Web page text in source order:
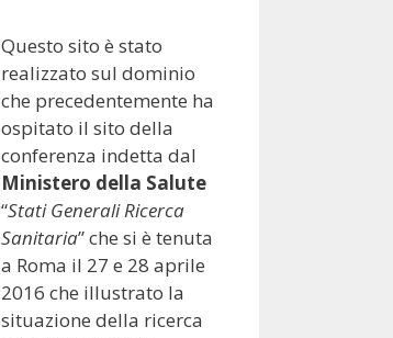
Questo sito è stato
realizzato sul dominio
che precedentemente ha
ospitato il sito della
conferenza indetta dal
Ministero della Salute
“Stati Generali Ricerca
Sanitaria” che si è tenuta
a Roma il 27 e 28 aprile
2016 che illustrato la
situazione della ricerca